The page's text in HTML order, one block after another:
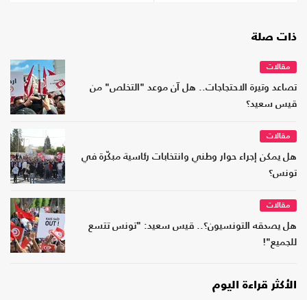
ذات صلة
مقالات
تصاعد وتيرة الاحتجاجات.. هل آن موعد "التخلص" من
قيس سعيد؟
مقالات
هل يمكن إجراء حوار وطني وانتخابات رئاسية مبكّرة في
تونس؟
مقالات
هل يصدقه التونسيون؟.. قيس سعيد: "تونس تتسع
للجميع"!
الأكثر قراءة اليوم